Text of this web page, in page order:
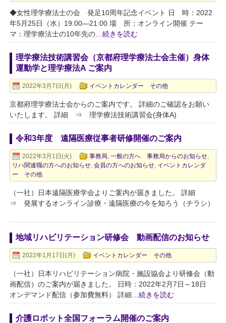
◆女性理学療法士の会 発足10周年記念イベント 日 時：2022
年5月25日（水）19:00―21:00 場 所：オンライン開催 テー
マ：理学療法士の10年先の …続きを読む
理学療法技術講習会（京都府理学療法士会主催）身体
運動学と理学療法A ご案内
2022年3月7日(月) イベントカレンダー その他
京都府理学療法士会からのご案内です。 詳細のご確認をお願い
いたします。 詳細 ⇒ 理学療法技術講習会(身体A)
令和3年度 遠隔医療従事者研修開催のご案内
2022年3月1日(火) 事務局 ,一般の方へ 事務局からのお知らせ
リハ関連職の方へのお知らせ ,会員の方へのお知らせ イベントカレンダ
ー その他
（一社）日本遠隔医療学会よりご案内が届きました。 詳細
⇒ 発展するオンライン診療・遠隔医療の今を知ろう（チラシ）
地域リハビリテーション研修会 動画配信のお知らせ
2022年1月17日(月) イベントカレンダー その他
（一社）日本リハビリテーション病院・施設協会より研修会（動
画配信）のご案内が届きました。 日時：2022年2月7日～18日
オンデマンド配信（参加費無料） 詳細 …続きを読む
介護ロボット全国フォーラム開催のご案内